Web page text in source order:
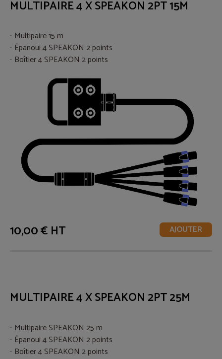
MULTIPAIRE 4 X SPEAKON 2PT 15M
Multipaire 15 m
Épanoui 4 SPEAKON 2 points
Boîtier 4 SPEAKON 2 points
10,00 € HT AJOUTER
MULTIPAIRE 4 X SPEAKON 2PT 25M
Multipaire SPEAKON 25 m
Épanoui 4 SPEAKON 2 points
Boîtier 4 SPEAKON 2 points